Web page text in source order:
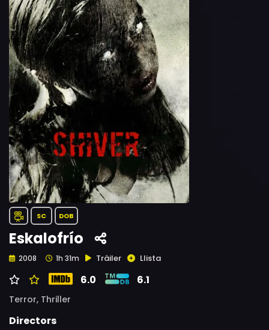
SC DOB
Eskalofrío
2008 1h 31m Tràiler Llista
6.0 6.1
Terror, Thriller
Directors